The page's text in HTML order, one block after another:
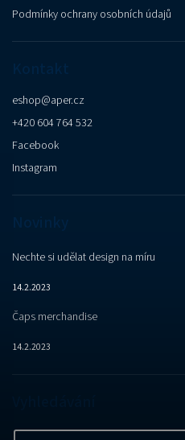
Podmínky ochrany osobních údajů
eshop@aper.cz
+420 604 764 532
Facebook
Instagram
Nechte si udělat design na míru
14.2.2023
Čaps merchandise
14.2.2023